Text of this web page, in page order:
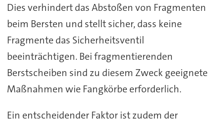
Dies verhindert das Abstoßen von Fragmenten
beim Bersten und stellt sicher, dass keine
Fragmente das Sicherheitsventil
beeinträchtigen. Bei fragmentierenden
Berstscheiben sind zu diesem Zweck geeignete
Maßnahmen wie Fangkörbe erforderlich.
Ein entscheidender Faktor ist zudem der